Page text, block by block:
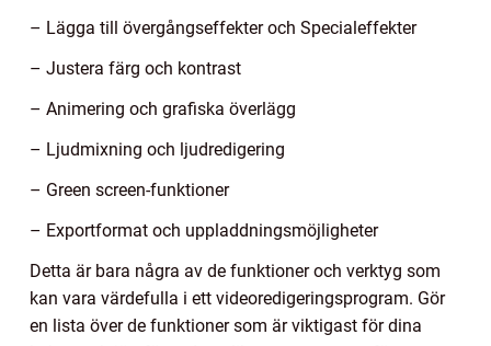
– Lägga till övergångseffekter och Specialeffekter
– Justera färg och kontrast
– Animering och grafiska överlägg
– Ljudmixning och ljudredigering
– Green screen-funktioner
– Exportformat och uppladdningsmöjligheter
Detta är bara några av de funktioner och verktyg som
kan vara värdefulla i ett videoredigeringsprogram. Gör
en lista över de funktioner som är viktigast för dina